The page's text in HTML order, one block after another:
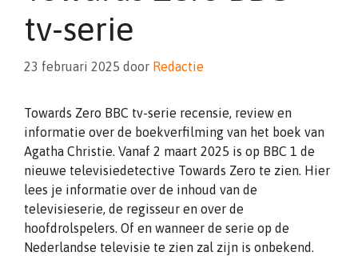
tv-serie
23 februari 2025 door Redactie
Towards Zero BBC tv-serie recensie, review en
informatie over de boekverfilming van het boek van
Agatha Christie. Vanaf 2 maart 2025 is op BBC 1 de
nieuwe televisiedetective Towards Zero te zien. Hier
lees je informatie over de inhoud van de
televisieserie, de regisseur en over de
hoofdrolspelers. Of en wanneer de serie op de
Nederlandse televisie te zien zal zijn is onbekend.